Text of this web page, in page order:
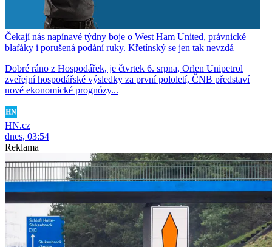
Čekají nás napínavé týdny boje o West Ham United, právnické
blafáky i porušená podání ruky. Křetínský se jen tak nevzdá
Dobré ráno z Hospodářek, je čtvrtek 6. srpna, Orlen Unipetrol
zveřejní hospodářské výsledky za první pololetí, ČNB představí
nové ekonomické prognózy...
HN.cz
dnes, 03:54
Reklama